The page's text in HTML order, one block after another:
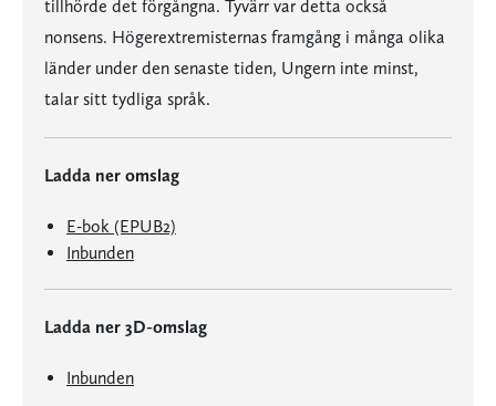
tillhörde det förgångna. Tyvärr var detta också
nonsens. Högerextremisternas framgång i många olika
länder under den senaste tiden, Ungern inte minst,
talar sitt tydliga språk.
Ladda ner omslag
E-bok (EPUB2)
Inbunden
Ladda ner 3D-omslag
Inbunden